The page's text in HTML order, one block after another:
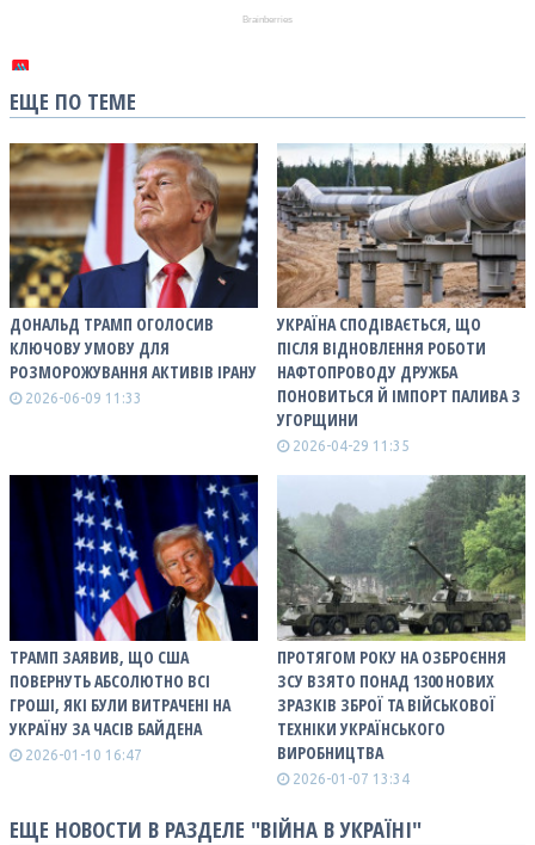
ЕЩЕ ПО ТЕМЕ
ДОНАЛЬД ТРАМП ОГОЛОСИВ
КЛЮЧОВУ УМОВУ ДЛЯ
РОЗМОРОЖУВАННЯ АКТИВІВ ІРАНУ
2026-06-09 11:33
УКРАЇНА СПОДІВАЄТЬСЯ, ЩО
ПІСЛЯ ВІДНОВЛЕННЯ РОБОТИ
НАФТОПРОВОДУ ДРУЖБА
ПОНОВИТЬСЯ Й ІМПОРТ ПАЛИВА З
УГОРЩИНИ
2026-04-29 11:35
ТРАМП ЗАЯВИВ, ЩО США
ПОВЕРНУТЬ АБСОЛЮТНО ВСІ
ГРОШІ, ЯКІ БУЛИ ВИТРАЧЕНІ НА
УКРАЇНУ ЗА ЧАСІВ БАЙДЕНА
2026-01-10 16:47
ПРОТЯГОМ РОКУ НА ОЗБРОЄННЯ
ЗСУ ВЗЯТО ПОНАД 1300 НОВИХ
ЗРАЗКІВ ЗБРОЇ ТА ВІЙСЬКОВОЇ
ТЕХНІКИ УКРАЇНСЬКОГО
ВИРОБНИЦТВА
2026-01-07 13:34
ЕЩЕ НОВОСТИ В РАЗДЕЛЕ "ВІЙНА В УКРАЇНІ"